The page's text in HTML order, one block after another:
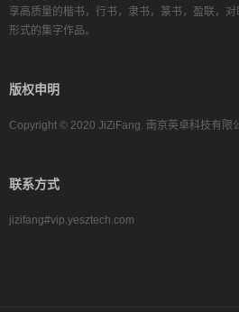
享高质量的楷书，行书，隶书，篆书，盈联，
形式的集字作品。
版权申明
Copyright © 2020 JiZiFang. 南京英卓科技有限
联系方式
jizifang#vip.yesztech.com